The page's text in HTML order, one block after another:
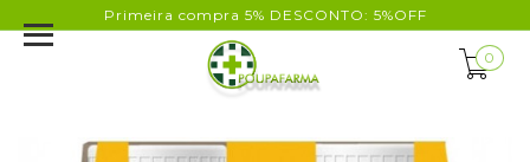
Primeira compra 5% DESCONTO: 5%OFF
0